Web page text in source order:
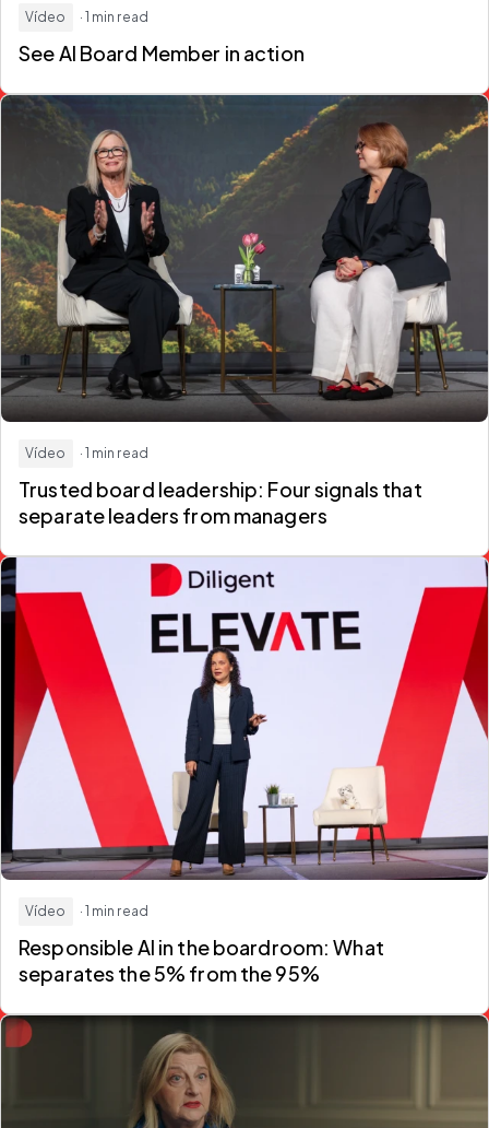
Vídeo · 1 min read
SeeAI Board Member in action
Vídeo · 1 min read
Trusted board leadership: Four signals that
separate leaders from managers
Vídeo · 1 min read
Responsible AI in the boardroom:What
separates the 5% from the 95%